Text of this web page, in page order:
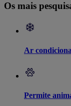
Os mais
Ar
Permite